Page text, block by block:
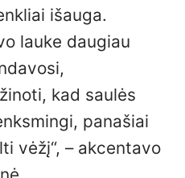
išauga.
lauke daugiau
kad saulės
panašiai
vėžį“, – akcentavo